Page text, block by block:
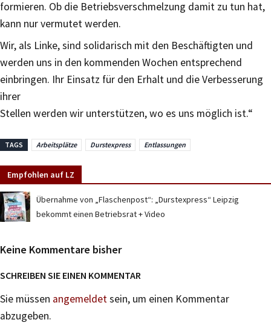
formieren. Ob die Betriebsverschmelzung damit zu tun hat,
kann nur vermutet werden.
Wir, als Linke, sind solidarisch mit den Beschäftigten und
werden uns in den kommenden Wochen entsprechend
einbringen. Ihr Einsatz für den Erhalt und die Verbesserung
ihrer
Stellen werden wir unterstützen, wo es uns möglich ist.“
TAGS Arbeitsplätze Durstexpress Entlassungen
Empfohlen auf LZ
Übernahme von „Flaschenpost“: „Durstexpress“ Leipzig
bekommt einen Betriebsrat + Video
Keine Kommentare bisher
SCHREIBEN SIE EINEN KOMMENTAR
Sie müssen angemeldetsein, um einen Kommentar
abzugeben.